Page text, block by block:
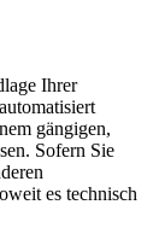
Ihrer
gängigen,
Sofern Sie
es technisch